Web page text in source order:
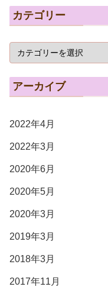
カテゴリー
アーカイブ
2022年4月
2022年3月
2020年6月
2020年5月
2020年3月
2019年3月
2018年3月
2017年11月